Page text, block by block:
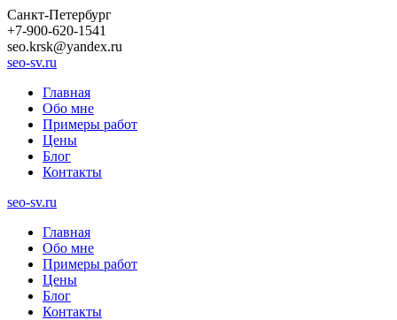
Санкт-Петербург
+7-900-620-1541
seo.krsk@yandex.ru
seo-sv.ru
Главная
Обо мне
Примеры работ
Цены
Блог
Контакты
seo-sv.ru
Главная
Обо мне
Примеры работ
Цены
Блог
Контакты